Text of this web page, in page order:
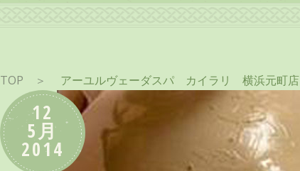
TOP ＞ アーユルヴェーダスパ カイラリ 横浜元町店
12
5月
2014